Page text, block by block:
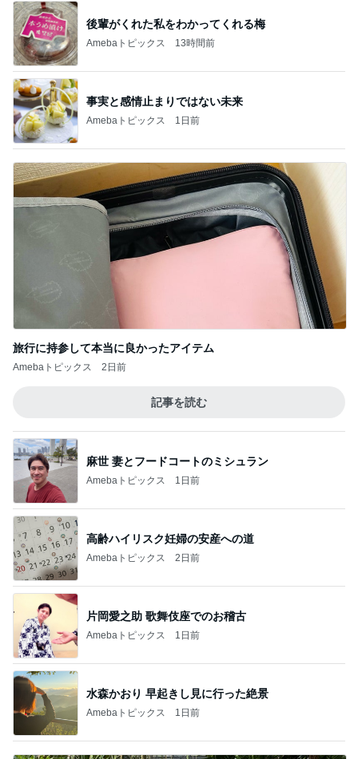
後輩がくれた私をわかってくれる梅
Amebaトピックス 13時間前
事実と感情止まりではない未来
Amebaトピックス 1日前
旅行に持参して本当に良かったアイテム
Amebaトピックス 2日前
記事を読む
麻世 妻とフードコートのミシュラン
Amebaトピックス 1日前
高齢ハイリスク妊婦の安産への道
Amebaトピックス 2日前
片岡愛之助 歌舞伎座でのお稽古
Amebaトピックス 1日前
水森かおり 早起きし見に行った絶景
Amebaトピックス 1日前